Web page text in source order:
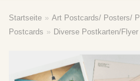
Startseite » Art Postcards/ Posters/
Postcards » Diverse Postkarten/